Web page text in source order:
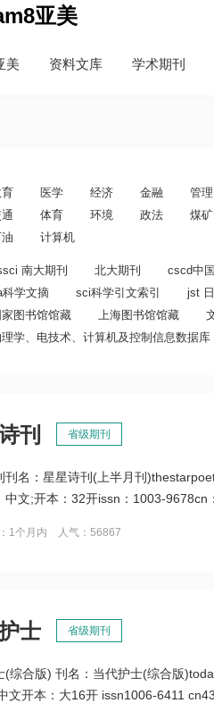
亚美
美 资料文库 学术期刊
医学 经济 金融
管理
体育 环境 政法
煤矿
计算机
南大期刊 北大期刊
cscd中
科学文摘
sci科学引文索引
jst
家图书馆馆藏
上海图书馆馆藏
学、电技术、计算机及控制信息数据库
刊 省级期刊
刊名：星星诗刊(上半月刊
中文;开本：32开issn：1003-
1个月内 人气：56867
士 省级期刊
(综合版) 刊名：当代护士(综合版
文开本：大16开 issn1006-6411